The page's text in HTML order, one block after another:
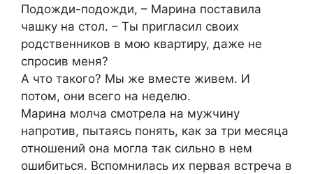
Подожди-подожди, – Марина поставила
чашку на стол. – Ты пригласил своих
родственников в мою квартиру, даже не
спросив меня?
А что такого? Мы же вместе живем. И
потом, они всего на неделю.
Марина молча смотрела на мужчину
напротив, пытаясь понять, как за три месяца
отношений она могла так сильно в нем
ошибиться. Вспомнилась их первая встреча в